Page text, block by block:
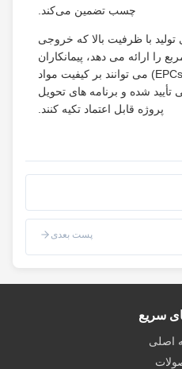
چسب تضمین می‌کند.
با ظرفیت بالا که خروجی
مربع را ارائه می دهد، پیمانکاران
تدارکات مهندسی جهانی (EPCs) می توانند بر کیفیت مواد
شده و برنامه های تحویل
پروژه قابل اعتماد تکیه کنند.
پست بعدی